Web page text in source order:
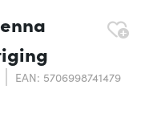
EAN: 5706998741479